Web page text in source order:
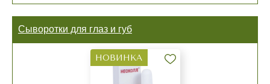
Сыворотки для глаз и губ
НОВИНКА